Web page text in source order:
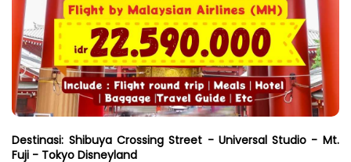
Destinasi: Shibuya Crossing Street - Universal Studio - Mt.
Fuji - Tokyo Disneyland